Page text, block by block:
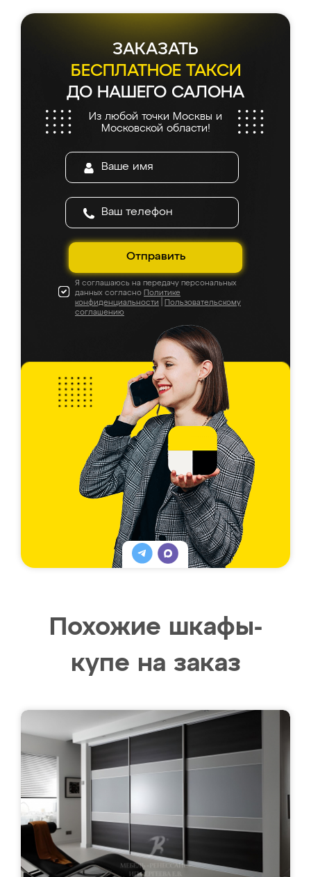
ЗАКАЗАТЬ
БЕСПЛАТНОЕ ТАКСИ
ДО НАШЕГО САЛОНА
Из любой точки Москвы и
Московской области!
Отправить
Я соглашаюсь на передачу персональных
данных согласно Политике
конфиденциальности
Пользовательскому
соглашению
Похожие шкафы-
купе на заказ